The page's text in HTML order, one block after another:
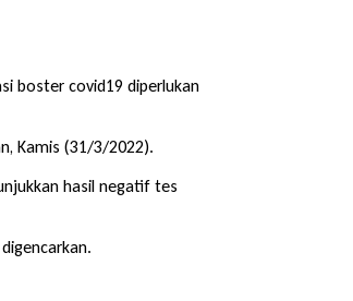
boster covid19 diperlukan
Kamis (31/3/2022).
hasil negatif tes